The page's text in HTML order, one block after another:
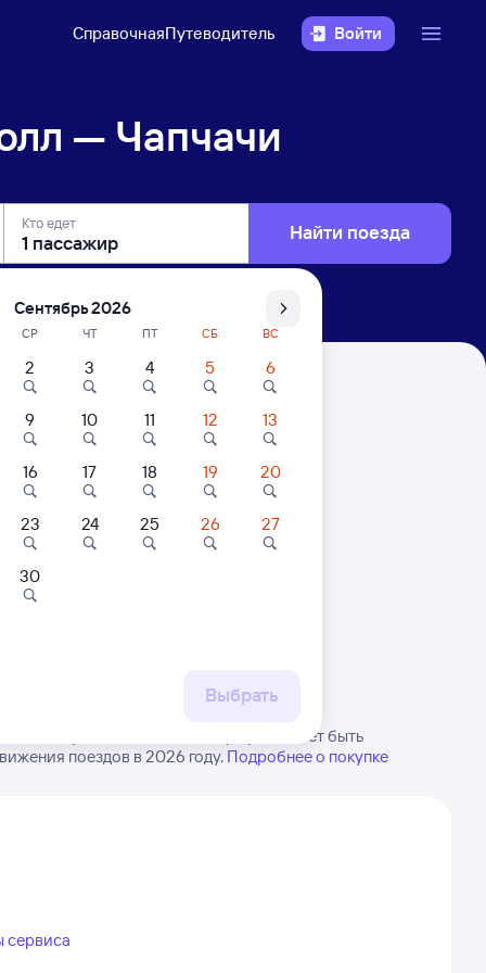
СправочнаяПутеводитель Войти
— Чапчачи
Кто едет Найти поезда
Будьте внимательны, график может быть
поездов в 2026 году. Подробнее о покупке
сервиса
Сентябрь 2026
СР ЧТ ПТ СБ ВС
2 3 4 5 6
9 10 11 12 13
16 17 18 19 20
23 24 25 26 27
30
Выбрать